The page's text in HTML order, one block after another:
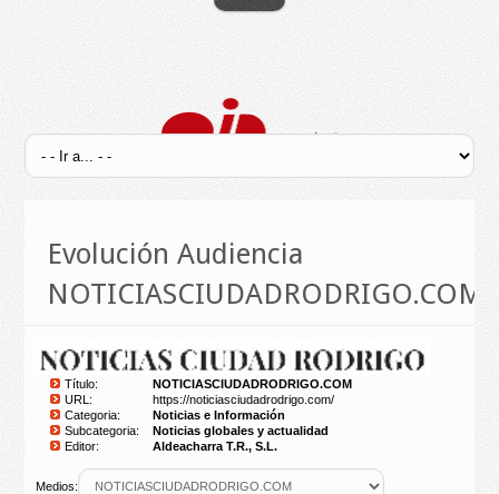
Evolución Audiencia
NOTICIASCIUDADRODRIGO.COM
Título:
NOTICIASCIUDADRODRIGO.COM
URL:
https://noticiasciudadrodrigo.com/
Categoria:
Noticias e Información
Subcategoria:
Noticias globales y actualidad
Editor:
Aldeacharra T.R., S.L.
Medios: